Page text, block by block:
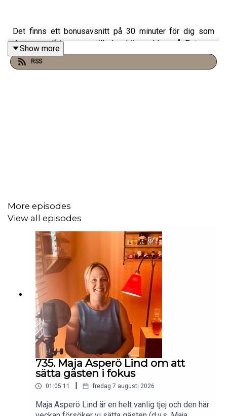
Det finns ett bonusavsnitt på 30 minuter för dig som
donerar valfri summa till den här podden på Patreon:
https://www.patreon.com/arkivsamtal
https://www.sfanytime.com/sv/movie/serietecknaren
Jag har standupgig i Stockholm, Norrtälje, Malmö, Lund
och Linköping bl.a. Biljetter till allt det här hittar ni på
gardenfors.com
Swish: 0760724728
Show more
RSS
More episodes
View all episodes
735. Maja Asperö Lind om att
sätta gästen i fokus
01:05:11 fredag 7 augusti 2026
Maja Asperö Lind är en helt vanlig tjej och den här